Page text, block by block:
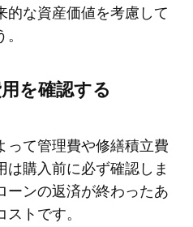
な資産価値を考慮して
を確認する
って管理費や修繕積立費
購入前に必ず確認しま
ーンの返済が終わったあ
トです。